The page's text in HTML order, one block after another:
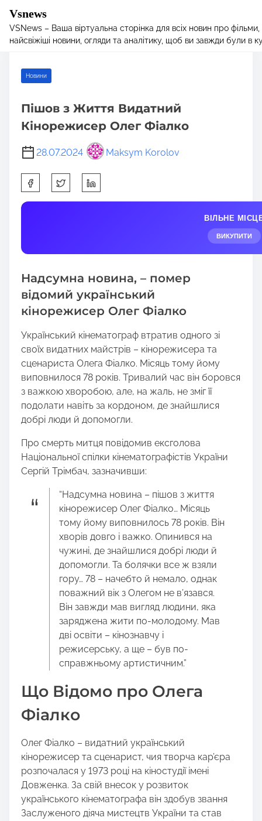
Vsnews
VSNews – Ваша віртуальна сторінка для всіх новин про
найсвіжіші новини, огляди та аналітику, щоб ви завжди були в
Home/Новини / Пішов з Життя Видатний Кінорежисер Олег
Новини
Пішов з Життя Видатний
Кінорежисер Олег Фіалко
28.07.2024 Maksym Korolov
h
a
t
s
p
s
t
o
n
:
ВІЛЬНЕ
ВИКУПИТИ
Надсумна новина, – помер
відомий український
кінорежисер Олег Фіалко
Український кінематограф втратив одного зі
своїх видатних майстрів – кінорежисера та
сценариста Олега Фіалко. Місяць тому йому
виповнилося 78 років. Тривалий час він боровся
з важкою хворобою, але, на жаль, не зміг її
подолати навіть за кордоном, де знайшлися
добрі люди й допомогли.
Про смерть митця повідомив ексголова
Національної спілки кінематографістів України
Сергій Трімбач, зазначивши:
“Надсумна новина – пішов з життя
кінорежисер Олег Фіалко… Місяць
тому йому виповнилось 78 років. Він
хворів довго і важко. Опинився на
чужині, де знайшлися добрі люди й
допомогли. Та болячки все ж взяли
гору… 78 – начебто й немало, однак
поважний вік з Олегом не в’язався.
Він завжди мав вигляд людини, яка
заряджена жити по-молодому. Мав
дві освіти – кінознавчу і
режисерську, а ще – був по-
справжньому артистичним.”
Що Відомо про Олега
Фіалко
Олег Фіалко – видатний український
кінорежисер та сценарист, чия творча кар’єра
розпочалася у 1973 році на кіностудії імені
Довженка. За свій внесок у розвиток
українського кінематографа він здобув звання
Заслуженого діяча мистецтв України та став